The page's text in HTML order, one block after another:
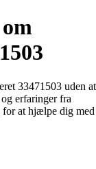
33471503 uden at
erfaringer fra
for at hjælpe dig med